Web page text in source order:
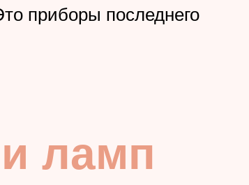
приборы последнего
ламп